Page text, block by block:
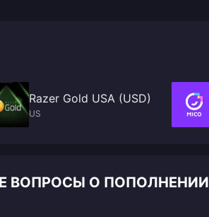
Razer Gold USA (USD)
US
ВОПРОСЫ О ПОПОЛНЕНИИ